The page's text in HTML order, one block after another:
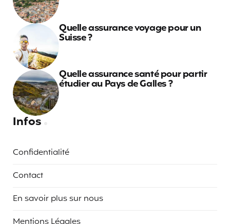
Quelle assurance voyage pour un
Suisse ?
Quelle assurance santé pour partir
étudier au Pays de Galles ?
Infos
Confidentialité
Contact
En savoir plus sur nous